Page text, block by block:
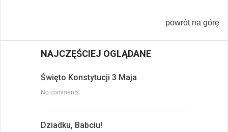
powrót na górę
NAJCZĘŚCIEJ OGLĄDANE
Święto Konstytucji 3 Maja
No comments
Dziadku, Babciu!